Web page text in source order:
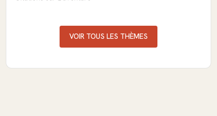
VOIR TOUS LES THÈMES